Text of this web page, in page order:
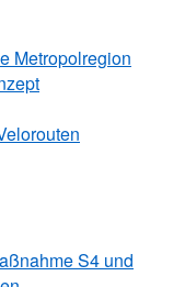
Metropolregion
S4 und